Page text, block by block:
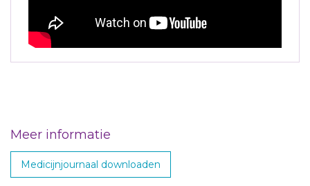
Meer informatie
Medicijnjournaal downloaden